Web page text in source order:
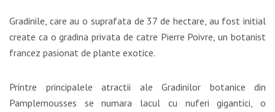
Gradinile, care au o suprafata de 37 de hectare, au fost initial
create ca o gradina privata de catre Pierre Poivre, un botanist
francez pasionat de plante exotice.
Printre principalele atractii ale Gradinilor botanice din
Pamplemousses se numara lacul cu nuferi gigantici, o